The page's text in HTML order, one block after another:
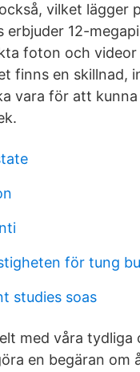
vilket lägger
erbjuder 12-
foton och
finns en skillnad,
vara för att
för tung
studies soas
med våra
en begäran